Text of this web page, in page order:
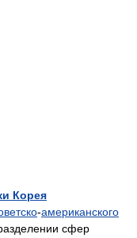
Корея
-американского
сфер